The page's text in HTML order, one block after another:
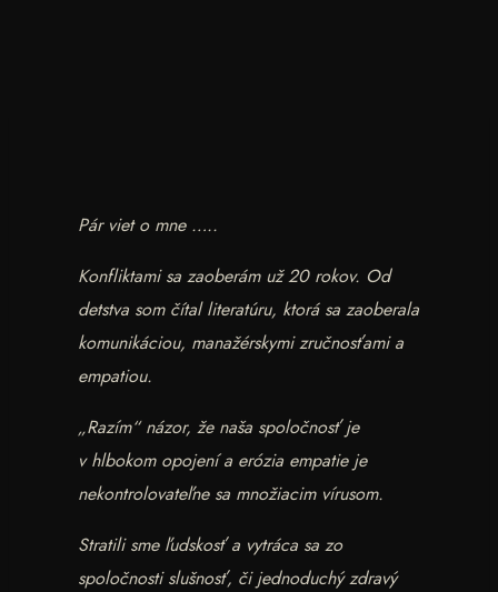
Pár viet o mne …..
Konfliktami sa zaoberám už 20 rokov. Od
detstva som čítal literatúru, ktorá sa zaoberala
komunikáciou, manažérskymi zručnosťami a
empatiou.
„Razím“ názor, že naša spoločnosť je
v hlbokom opojení a erózia empatie je
nekontrolovateľne sa množiacim vírusom.
Stratili sme ľudskosť a vytráca sa zo
spoločnosti slušnosť, či jednoduchý zdravý